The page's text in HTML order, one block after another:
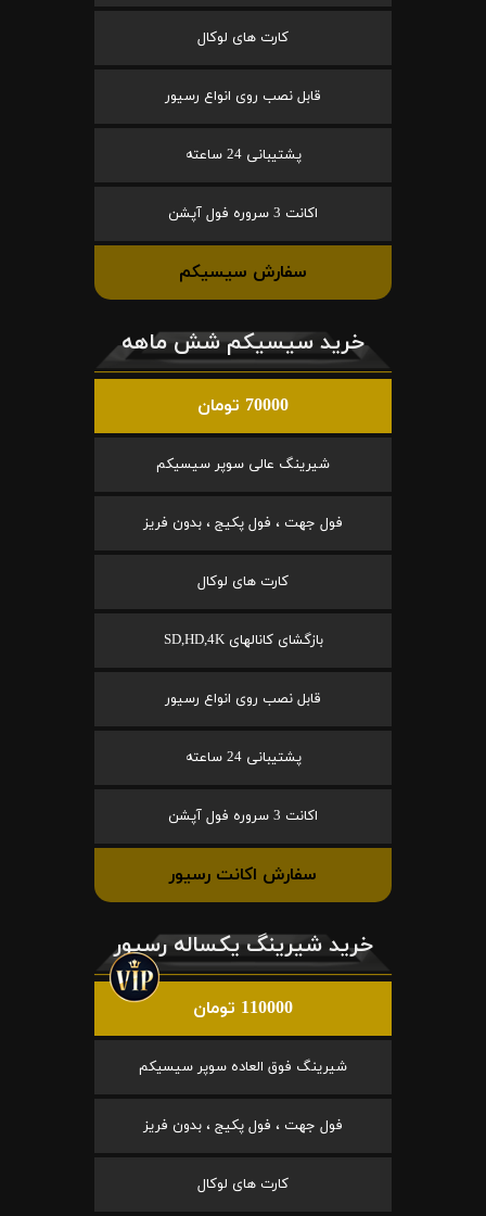
کارت های لوکال
قابل نصب روی انواع رسیور
پشتیبانی 24 ساعته
اکانت 3 سروره فول آپشن
سفارش سیسیکم
خرید سیسیکم شش ماهه
70000 تومان
شیرینگ عالی سوپر سیسیکم
فول جهت ، فول پکیج ، بدون فریز
کارت های لوکال
بازگشای کانالهای SD,HD,4K
قابل نصب روی انواع رسیور
پشتیبانی 24 ساعته
اکانت 3 سروره فول آپشن
سفارش اکانت رسیور
خرید شیرینگ یکساله رسیور
110000 تومان
شیرینگ فوق العاده سوپر سیسیکم
فول جهت ، فول پکیج ، بدون فریز
کارت های لوکال